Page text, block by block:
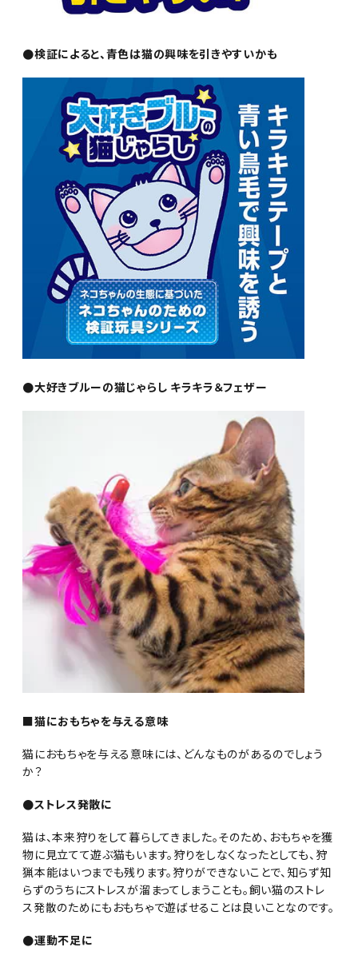
●検証によると、青色は猫の興味を引きやすいかも
●大好きブルーの猫じゃらし キラキラ＆フェザー
■猫におもちゃを与える意味
猫におもちゃを与える意味には、どんなものがあるのでしょう
か？
●ストレス発散に
猫は、本来狩りをして暮らしてきました。そのため、おもちゃを獲
物に見立てて遊ぶ猫もいます。狩りをしなくなったとしても、狩
猟本能はいつまでも残ります。狩りができないことで、知らず知
らずのうちにストレスが溜まってしまうことも。飼い猫のストレ
ス発散のためにもおもちゃで遊ばせることは良いことなのです。
●運動不足に